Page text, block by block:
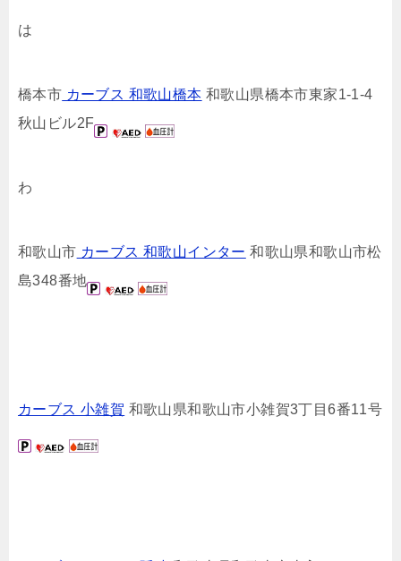
は
橋本市 カーブス 和歌山橋本 和歌山県橋本市東家1-1-4
秋山ビル2F
わ
和歌山市 カーブス 和歌山インター 和歌山県和歌山市松
島348番地
カーブス 小雑賀 和歌山県和歌山市小雑賀3丁目6番11号